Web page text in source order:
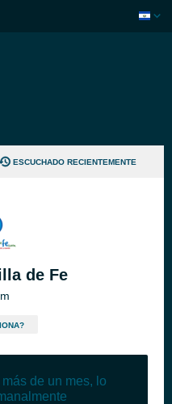
ESCUCHADO RECIENTEMENTE
de Fe
de un mes, lo